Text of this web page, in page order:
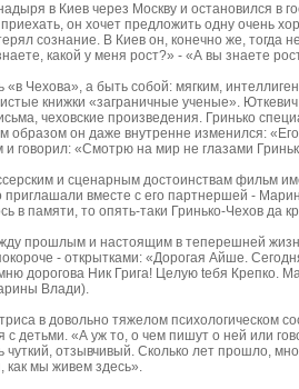
в Киев через Москву и остановился в
он хочет предложить одну очень
сознание. В Киев он, конечно же, тогда
какой у меня рост?» - «А вы знаете
«в Чехова», а быть собой: мягким,
книжки «заграничные ученые». Юткевич
чеховские произведения. Гринько
образом он даже внутренне изменился:
говорил: «Смотрю на мир не глазами
и сценарным достоинствам фильм
приглашали вместе с его партнершей -
в памяти, то опять-таки Гринько-Чехов да
прошлым и настоящим в теперешней
- открытками: «Дорогая Айше.
дорогова Ник Грига! Целую tебя Крепко.
Влади).
в довольно тяжелом психологическом
детьми. «А уж то, о чем пишут о ней или
чуткий, отзывчивый. Сколько лет прошло,
как мы живем здесь».